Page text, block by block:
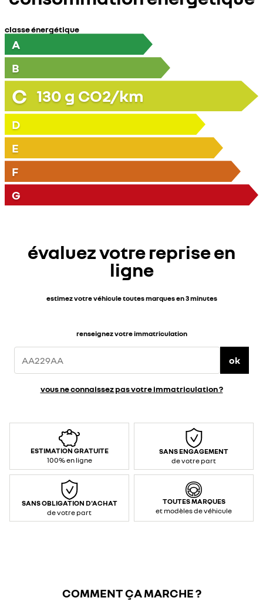
classe énergétique
A
B
C 130 g CO2/km
D
E
F
G
évaluez votre reprise en
ligne
estimez votre véhicule toutes marques en 3 minutes
renseignez votre immatriculation
ok
vous ne connaissez pas votre immatriculation ?
ESTIMATION GRATUITE
100% en ligne
SANS ENGAGEMENT
de votre part
SANS OBLIGATION D'ACHAT
de votre part
TOUTES MARQUES
et modèles de véhicule
COMMENT ÇA MARCHE ?